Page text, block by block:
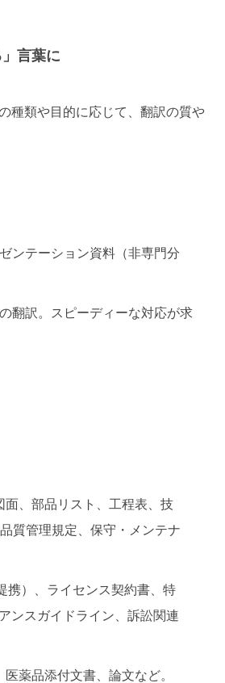
言葉に
種類や目的に応じて、翻訳の質や
ンテーション資料（非専門分
翻訳。スピーディーな対応が求
、部品リスト、工程表、技
質管理規定、保守・メンテナ
携）、ライセンス契約書、特
ンスガイドライン、訴訟関連
薬品添付文書、論文など。